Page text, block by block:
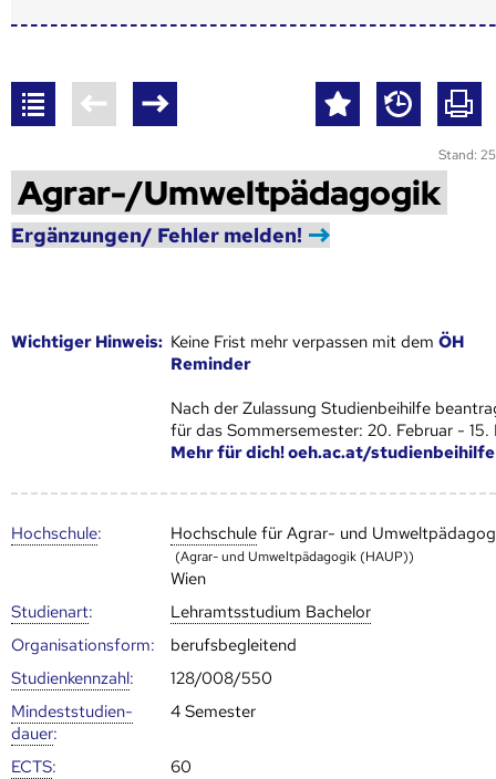
Stand:
Agrar-/Umweltpädagogik
Ergänzungen/ Fehler melden!
Wich­ti­ger Hin­weis: Keine Frist mehr verpassen mit demÖH
Reminder
Nach der Zulassung Studienbeihilfe
für das Sommersemester: 20. Februar - 15.
Mehr für dich! oeh.ac.at/studienbeihilfe
Hoch­schule: Hoch­schule für Agrar- und
(Agrar- und Umweltpädagogik (HAUP))
Wien
Studienart:
Lehramtsstudium Bachelor
Organisationsform:
berufsbegleitend
Studien­kenn­zahl:
128/008/550
Mindest­studien­
dauer:
4 Semester
ECTS:
60